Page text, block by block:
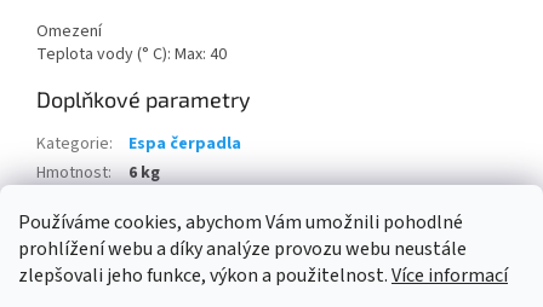
Používáme cookies, abychom Vám umožnili pohodlné
prohlížení webu a díky analýze provozu webu neustále
zlepšovali jeho funkce, výkon a použitelnost.Více informací
Omezení
Teplota vody (° C): Max: 40
Doplňkové parametry
Kategorie:
Espa čerpadla
Hmotnost:
6 kg